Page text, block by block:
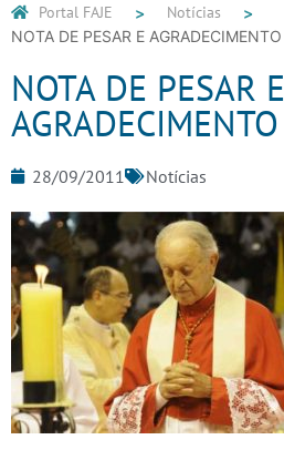
Portal FAJE Notícias
NOTA DE PESAR E AGRADECIMENTO
NOTA DE PESAR E
AGRADECIMENTO
28/09/2011 Notícias